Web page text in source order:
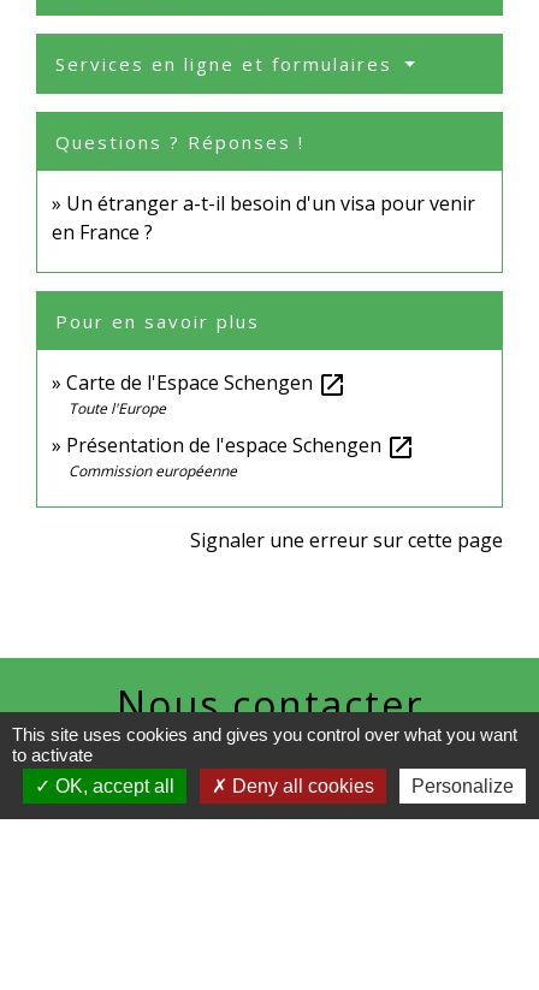
Services en ligne et formulaires
Questions ? Réponses !
Un étranger a-t-il besoin d'un visa pour venir
en France ?
Pour en savoir plus
Carte de l'Espace Schengen open_in_new
Toute l'Europe
Présentation de l'espace Schengen open_in_new
Commission européenne
Signaler une erreur sur cette page
Nous contacter
Commune de Racquinghem
1, place de la Mairie
62120 Racquinghem - FRANCE
+33 3 21 95 43 90
This site uses cookies and gives you control over what you want
to activate
OK, accept all
Deny all cookies Personalize